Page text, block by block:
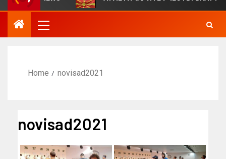
Home novisad2021
novisad2021